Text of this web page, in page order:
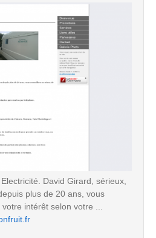
David Girard, sérieux,
plus de 20 ans, vous
intérêt selon votre ...